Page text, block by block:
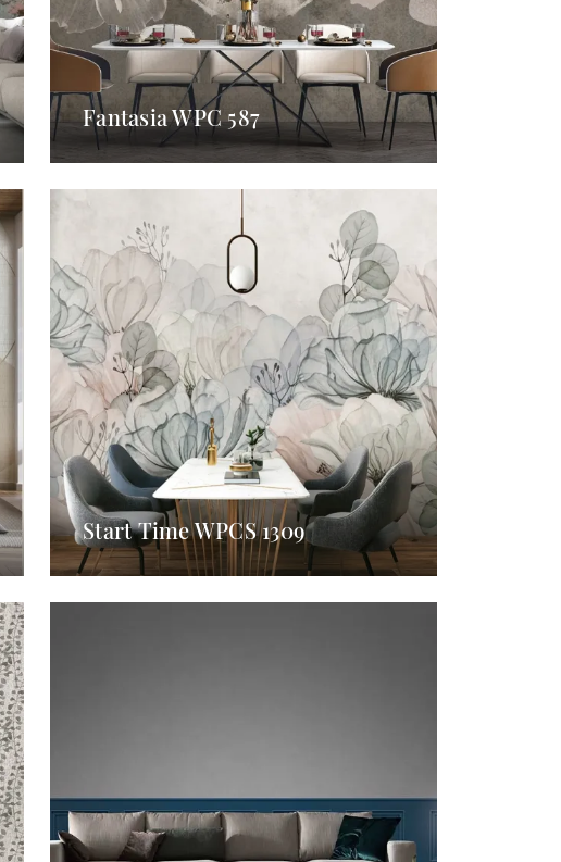
Fantasia WPC 587
Start Time WPCS 1309